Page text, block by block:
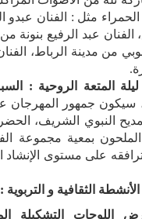
مثل : الفنان عبدو
عبد الرفيع بنونة
من مدينة الرباط،
سيكون جمهور المهرجان
النبوي الشريف،
بمعية مجموعة
على مستوى الإنشاد
الأنشطة الثقافية و التربوية :
اللوحات التشكيلة